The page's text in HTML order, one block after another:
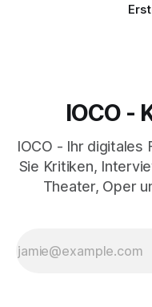
IOCO -
IOCO - Ihr digitales
Sie Kritiken,
Theater, Oper